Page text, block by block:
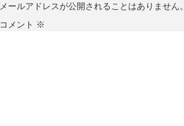
メールアドレスが公開されることはありません。
コメント ※